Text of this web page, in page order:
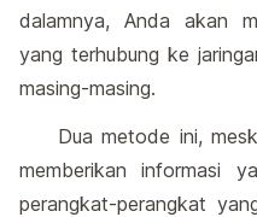
dalamnya, Anda akan
yang terhubung ke
masing-masing.
Dua metode ini,
memberikan informasi
perangkat-perangkat